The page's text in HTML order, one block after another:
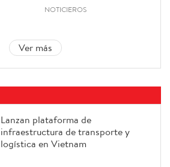
NOTICIEROS
Ver más
Lanzan plataforma de
infraestructura de transporte y
logística en Vietnam